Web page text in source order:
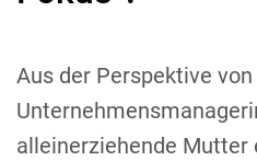
Aus der Perspektive von
alleinerziehende Mutter